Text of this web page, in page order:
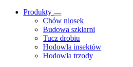
Produkty
Chów niosek
Budowa szklarni
Tucz drobiu
Hodowla insektów
Hodowla trzody